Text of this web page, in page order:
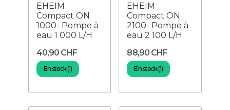
EHEIM
Compact ON
1000- Pompe à
eau 1 000 L/H
40,90 CHF
En stock (1)
EHEIM
Compact ON
2100- Pompe à
eau 2 100 L/H
88,90 CHF
En stock (1)